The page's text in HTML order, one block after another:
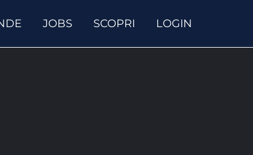
JOBS SCOPRI LOGIN